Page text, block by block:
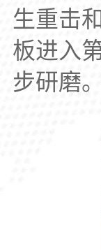
生重击
板进入
步研磨